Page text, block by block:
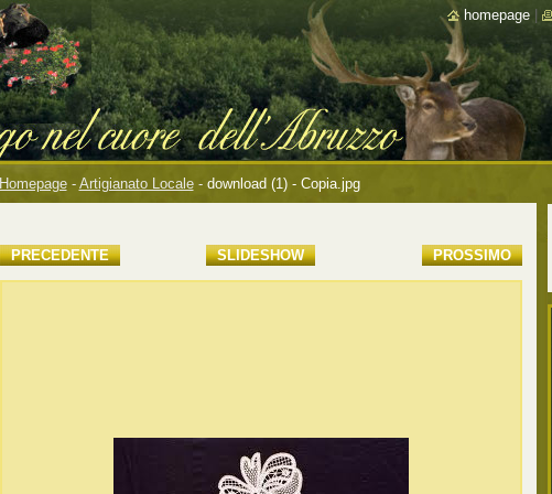
Homepage - Artigianato Locale - download (1) - Copia.jpg
PRECEDENTE SLIDESHOW
PROSSIMO
homepage